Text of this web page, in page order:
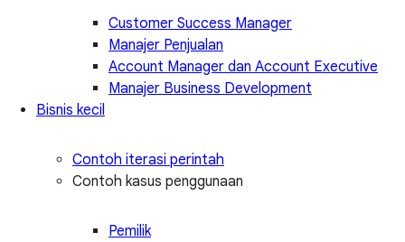
Customer Success Manager
Manajer Penjualan
Account Manager dan Account Executive
Manajer Business Development
Bisnis kecil
Contoh iterasi perintah
Contoh kasus penggunaan
Pemilik